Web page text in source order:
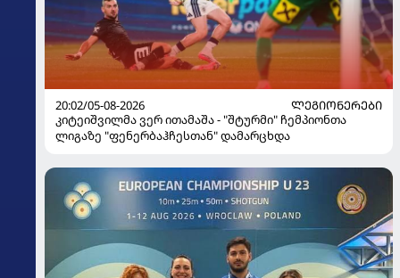
20:02/05-08-2026
ᲚᲔᲒᲘᲝᲜᲔᲠᲔᲑᲘ
კიტეიშვილმა ვერ ითამაშა - "შტურმი" ჩემპიონთა
ლიგაზე "ფენერბაჰჩესთან" დამარცხდა